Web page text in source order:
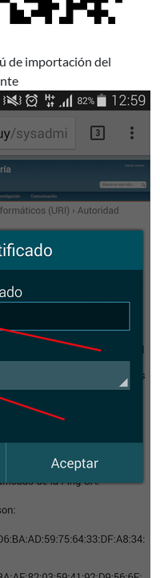
de importación del